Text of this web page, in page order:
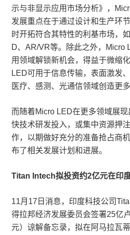
示与非显示应用市场分析》，
发展重点在于通过设计和生产环
时开拓符合其特性的利基市场，
D、AR/VR等。除此之外，Micro
用领域解锁新机会，得益于微缩
LED可用于信息传输，表面激发
医疗、感测、光通信领域创造更多
而随着Micro LED在更多领域展
快技术研发投入，或集中资源押
作，以期做好充分的准备抢占商
布了相关发展计划和进展。
Titan Intech拟投资约2亿元在印
11月17日消息，印度科技公司
得拉邦经济发展委员会签署25亿
元）谅解备忘录，拟在阿马拉瓦